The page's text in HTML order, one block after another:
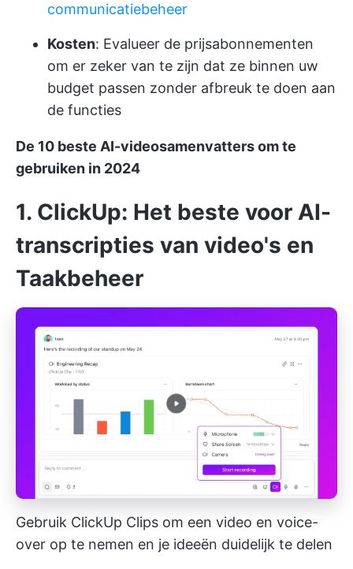
communicatiebeheer
Kosten: Evalueer de prijsabonnementen
om er zeker van te zijn dat ze binnen uw
budget passen zonder afbreuk te doen aan
de functies
De 10 beste AI-videosamenvatters om te
gebruiken in 2024
1. ClickUp: Het beste voor AI-
transcripties van video's en
Taakbeheer
Gebruik ClickUp Clips om een video en voice-
over op te nemen en je ideeën duidelijk te delen